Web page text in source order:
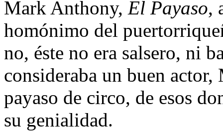
Mark Anthony, El Payaso,
homónimo del
no, éste no era salsero, ni
consideraba un buen
payaso de circo, de esos
su genialidad.